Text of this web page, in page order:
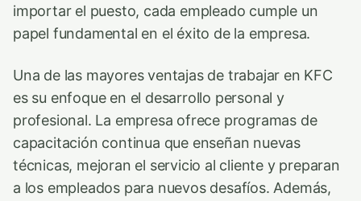
importar el puesto, cada empleado cumple un
papel fundamental en el éxito de la empresa.
Una de las mayores ventajas de trabajar en KFC
es su enfoque en el desarrollo personal y
profesional. La empresa ofrece programas de
capacitación continua que enseñan nuevas
técnicas, mejoran el servicio al cliente y preparan
a los empleados para nuevos desafíos. Además,